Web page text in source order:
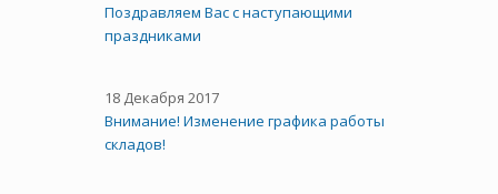
Поздравляем Вас с наступающими
праздниками
18 Декабря 2017
Внимание! Изменение графика работы
складов!